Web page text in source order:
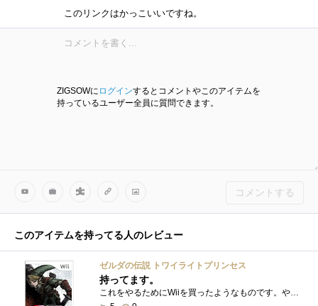
このリンクはかっこいいですね。
ZIGSOWに ログインするとコメントやこのアイテムを
持っているユーザー全員に質問できます。
コメントする
このアイテムを持ってる人のレビュー
ゼルダの伝説 トワイライトプリンセス
持ってます。
これをやるためにWiiを買ったようなものです。やりこみ要素が多いので楽しめました。